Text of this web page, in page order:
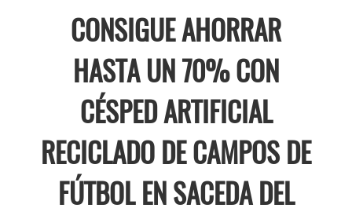
CONSIGUE AHORRAR
HASTA UN 70% CON
CÉSPED ARTIFICIAL
RECICLADO DE CAMPOS DE
FÚTBOL EN SACEDA DEL